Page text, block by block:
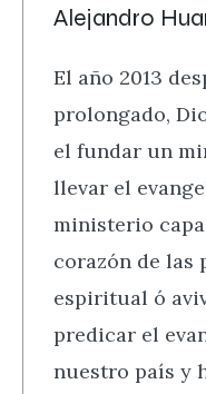
Alejandro
El año 2013
prolongado,
el fundar un
llevar el
ministerio
corazón de las
espiritual ó
predicar el
nuestro país y